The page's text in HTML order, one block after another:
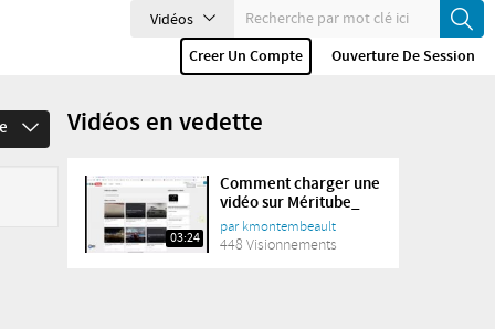
Vidéos
Creer Un Compte
Ouverture De Session
Vidéos en vedette
03:24
Comment charger une
vidéo sur Méritube_
parkmontembeault
448 Visionnements